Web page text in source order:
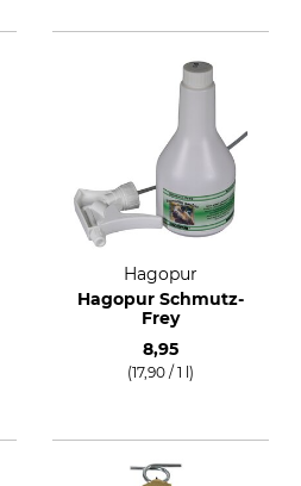
Hagopur
Hagopur Schmutz-
Frey
8,95
(17,90 / 1 l)